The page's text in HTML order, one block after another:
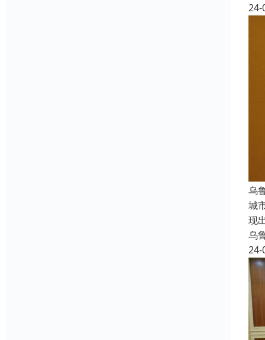
24-
乌
城
现
乌
24-